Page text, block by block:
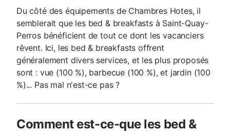
Du côté des équipements de Chambres Hotes, il
semblerait que les bed & breakfasts à Saint-Quay-
Perros bénéficient de tout ce dont les vacanciers
rêvent. Ici, les bed & breakfasts offrent
généralement divers services, et les plus proposés
sont : vue (100 %), barbecue (100 %), et jardin (100
%)... Pas mal n'est-ce pas ?
Comment est-ce-que les bed &